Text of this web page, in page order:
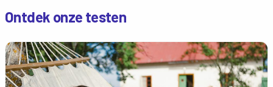
Ontdek onze testen